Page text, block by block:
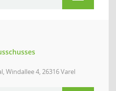
Windallee 4, 26316 Varel